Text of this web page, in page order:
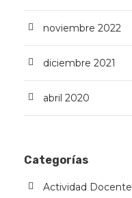
noviembre 2022
diciembre 2021
abril 2020
Categorías
Actividad Docente